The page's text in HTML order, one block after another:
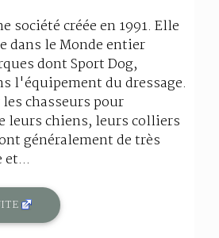
société créée en 1991. Elle
dans le Monde entier
dont Sport Dog,
l'équipement du dressage.
chasseurs pour
leurs chiens, leurs colliers
généralement de très
et...